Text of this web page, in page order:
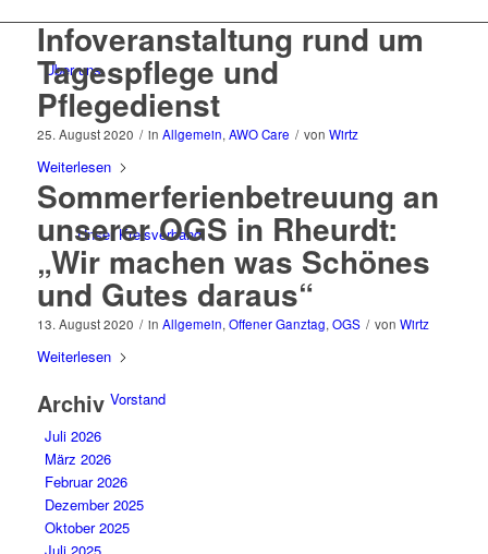
Über uns
Unser Kreisverband
Vorstand
Infoveranstaltung rund um
Tagespflege und
Pflegedienst
25. August 2020 / in Allgemein, AWO Care / von Wirtz
Weiterlesen
Sommerferienbetreuung an
unserer OGS in Rheurdt:
„Wir machen was Schönes
und Gutes daraus“
13. August 2020 / in Allgemein, Offener Ganztag, OGS / von Wirtz
Weiterlesen
Archiv
Juli 2026
März 2026
Februar 2026
Dezember 2025
Oktober 2025